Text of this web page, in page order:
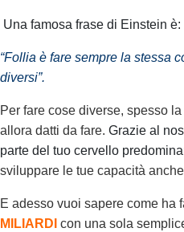
Una famosa frase di Einstein è:
“Follia è fare sempre la stessa
diversi”.
Per fare cose diverse, spesso
allora datti da fare. Grazie al
parte del tuo cervello
sviluppare le tue capacità
E adesso vuoi sapere come ha
MILIARDI con una sola